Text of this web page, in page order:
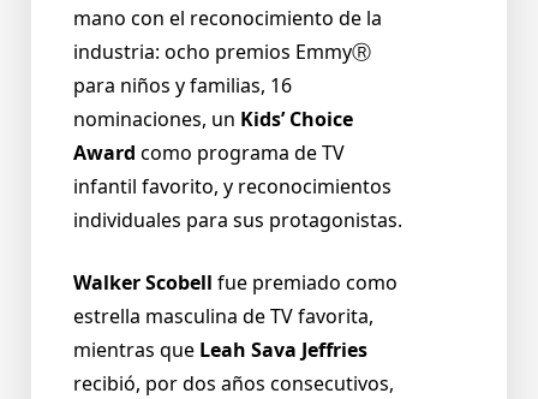
mano con el reconocimiento de la
industria: ocho premios EmmyⓇ
para niños y familias, 16
nominaciones, un Kids’ Choice
Award como programa de TV
infantil favorito, y reconocimientos
individuales para sus protagonistas.
Walker Scobell fue premiado como
estrella masculina de TV favorita,
mientras que Leah Sava Jeffries
recibió, por dos años consecutivos,